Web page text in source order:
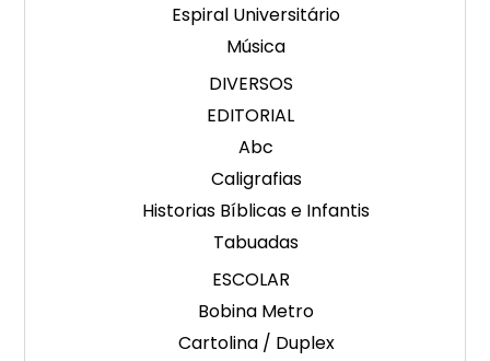
Espiral Universitário
Música
DIVERSOS
EDITORIAL
Abc
Caligrafias
Historias Bíblicas e Infantis
Tabuadas
ESCOLAR
Bobina Metro
Cartolina / Duplex